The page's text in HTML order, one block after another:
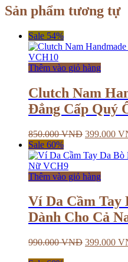
Sản phẩm tương tự
Sale 54%
Thêm vào giỏ hàng
Clutch Nam
Đẳng Cấp Quý
850.000VNĐ 399.000
Sale 60%
Thêm vào giỏ hàng
Ví Da Cầm Tay
Dành Cho Cả
990.000VNĐ 399.000